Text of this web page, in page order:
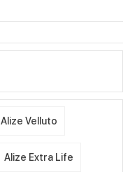
Alize Velluto
Alize Extra Life